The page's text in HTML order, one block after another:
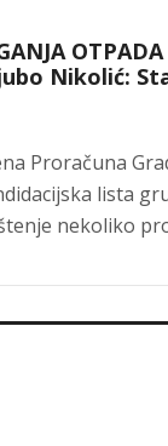
Nikolić:
Proračuna
lista
nekoliko